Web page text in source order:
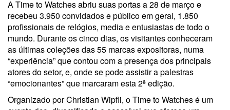
A Time to Watches abriu suas portas a 28 de março e
recebeu 3.950 convidados e público em geral, 1.850
profissionais de relógios, media e entusiastas de todo o
mundo. Durante os cinco dias, os visitantes conheceram
as últimas coleções das 55 marcas expositoras, numa
“experiência” que contou com a presença dos principais
atores do setor, e, onde se pode assistir a palestras
“emocionantes” que marcaram esta 2ª edição.
Organizado por Christian Wipfli, o Time to Watches é um